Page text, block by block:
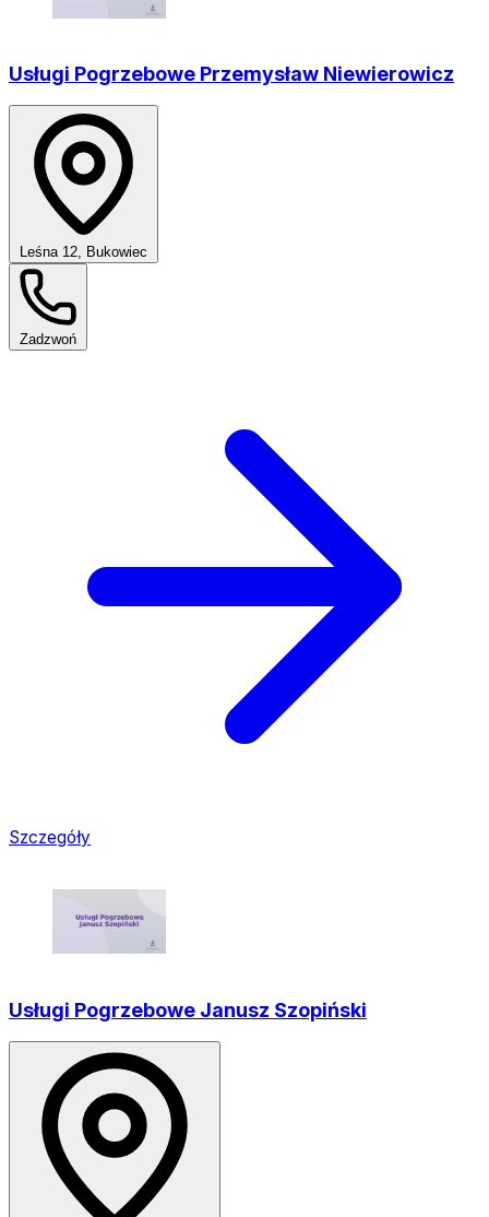
Usługi Pogrzebowe Przemysław Niewierowicz
Leśna 12, Bukowiec
Zadzwoń
Szczegóły
Usługi Pogrzebowe Janusz Szopiński